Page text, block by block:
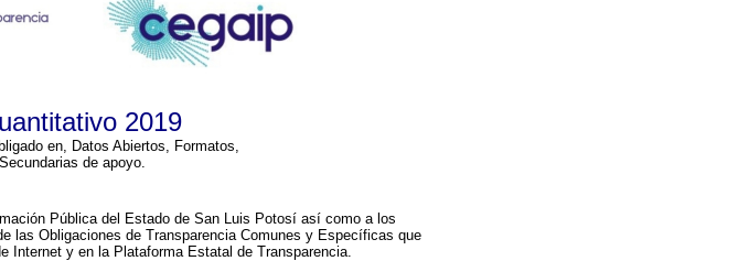
2019
en, Datos Abiertos, Formatos,
de apoyo.
Pública del Estado de San Luis Potosí así como a los
las Obligaciones de Transparencia Comunes y Específicas que
Internet y en la Plataforma Estatal de Transparencia.